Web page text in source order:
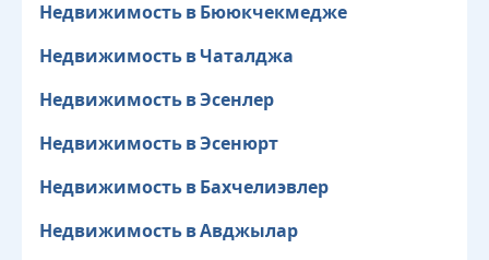
Недвижимость в Бююкчекмедже
Недвижимость в Чаталджа
Недвижимость в Эсенлер
Недвижимость в Эсенюрт
Недвижимость в Бахчелиэвлер
Недвижимость в Авджылар